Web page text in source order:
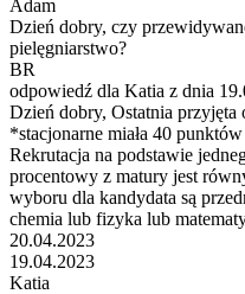
Adam
Dzień dobry, czy
pielęgniarstwo?
BR
odpowiedź dla Katia z dnia
Dzień dobry, Ostatnia przyjęta
*stacjonarne miała 40
Rekrutacja na podstawie
procentowy z matury jest
wyboru dla kandydata są
chemia lub fizyka lub
20.04.2023
19.04.2023
Katia